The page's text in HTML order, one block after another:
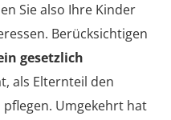
Sie also Ihre Kinder
Berücksichtigen
gesetzlich
als Elternteil den
Umgekehrt hat